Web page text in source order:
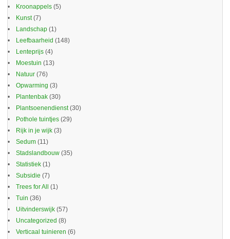
Kroonappels (5)
Kunst(7)
Landschap (1)
Leefbaarheid (148)
Lenteprijs (4)
Moestuin (13)
Natuur (76)
Opwarming (3)
Plantenbak (30)
Plantsoenendienst(30)
Pothole tuintjes (29)
Rijk in je wijk (3)
Sedum (11)
Stadslandbouw (35)
Statistiek (1)
Subsidie (7)
Trees for All
(1)
Tuin (36)
Uitvinderswijk (57)
Uncategorized (8)
Verticaal tuinieren (6)